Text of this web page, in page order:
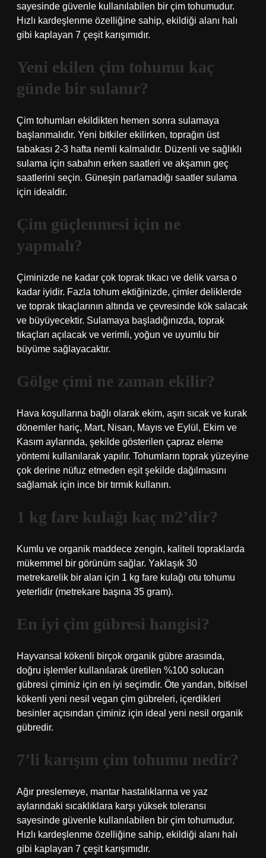
sayesinde güvenle kullanılabilen bir çim tohumudur.
Hızlı kardeşlenme özelliğine sahip, ekildiği alanı halı
gibi kaplayan 7 çeşit karışımıdır.
Yeni ekilen çim tohumu kaç
günde bir sulanır?
Çim tohumları ekildikten hemen sonra sulamaya
başlanmalıdır. Yeni bitkiler ekilirken, toprağın üst
tabakası 2-3 hafta nemli kalmalıdır. Düzenli ve sağlıklı
sulama için sabahın erken saatleri ve akşamın geç
saatlerini seçin. Güneşin parlamadığı saatler sulama
için idealdir.
Çim güçlenmesi için ne
yapmalı?
Çiminizde ne kadar çok toprak tıkacı ve delik varsa o
kadar iyidir. Fazla tohum ektiğinizde, çimler deliklerde
ve toprak tıkaçlarının altında ve çevresinde kök salacak
ve büyüyecektir. Sulamaya başladığınızda, toprak
tıkaçları açılacak ve verimli, yoğun ve uyumlu bir
büyüme sağlayacaktır.
Gölge çimi ne zaman ekilir?
Hava koşullarına bağlı olarak ekim, aşırı sıcak ve kurak
dönemler hariç, Mart, Nisan, Mayıs ve Eylül, Ekim ve
Kasım aylarında, şekilde gösterilen çapraz eleme
yöntemi kullanılarak yapılır. Tohumların toprak yüzeyine
çok derine nüfuz etmeden eşit şekilde dağılmasını
sağlamak için ince bir tırmık kullanın.
1 kg fare kulağı kaç m2’dir?
Kumlu ve organik maddece zengin, kaliteli topraklarda
mükemmel bir görünüm sağlar. Yaklaşık 30
metrekarelik bir alan için 1 kg fare kulağı otu tohumu
yeterlidir (metrekare başına 35 gram).
En iyi çim gübresi hangisi?
Hayvansal kökenli birçok organik gübre arasında,
doğru işlemler kullanılarak üretilen %100 solucan
gübresi çiminiz için en iyi seçimdir. Öte yandan, bitkisel
kökenli yeni nesil vegan çim gübreleri, içerdikleri
besinler açısından çiminiz için ideal yeni nesil organik
gübredir.
7’li karışım çim tohumu nedir?
Ağır preslemeye, mantar hastalıklarına ve yaz
aylarındaki sıcaklıklara karşı yüksek toleransı
sayesinde güvenle kullanılabilen bir çim tohumudur.
Hızlı kardeşlenme özelliğine sahip, ekildiği alanı halı
gibi kaplayan 7 çeşit karışımıdır.